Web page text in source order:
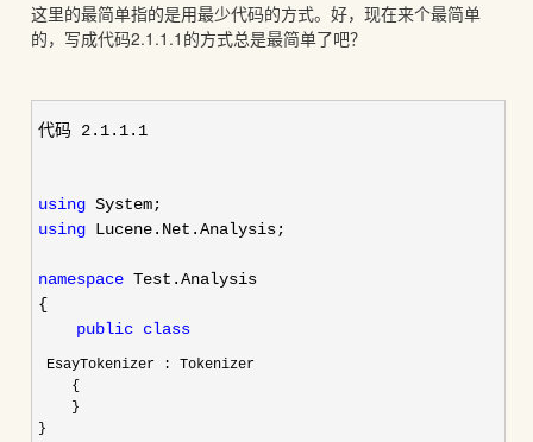
这里的最简单指的是用最少代码的方式。好，现在来个最简单
的，写成代码2.1.1.1的方式总是最简单了吧？
代码 2.1.1.1
using System;
using Lucene.Net.Analysis;
namespace Test.Analysis
{
public class
EsayTokenizer : Tokenizer
{
}
}